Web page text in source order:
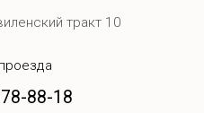
тракт 10
88-18